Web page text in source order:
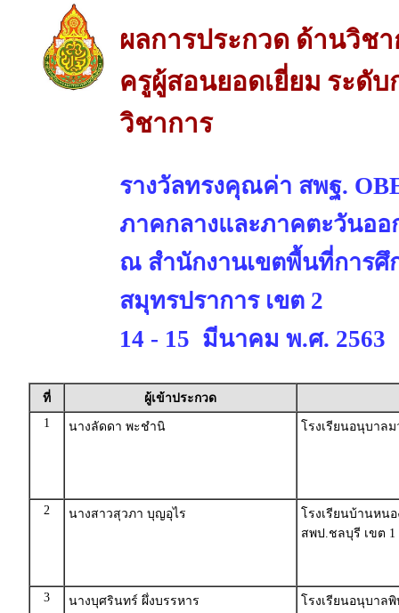
ผลการประกวด ด้านวิชา
ครูผู้สอนยอดเยี่ยม ระดั
วิชาการ
รางวัลทรงคุณค่า สพฐ.
ภาคกลางและภาคตะวันออ
ณ สำนักงานเขตพื้นที่การศึ
สมุทรปราการ เขต 2
14 - 15 มีนาคม พ.ศ. 2563
ที่
ผู้เข้าประกวด
1
นางลัดดา พะชำนิ โรงเรียนอนุบาล
2 นางสาวสุวภา บุญอุไร
โรงเรียนบ้านหน
สพป.ชลบุรี เขต 1
3 นางบุศรินทร์ ผึ่งบรรหาร โรงเรียนอนุบาล